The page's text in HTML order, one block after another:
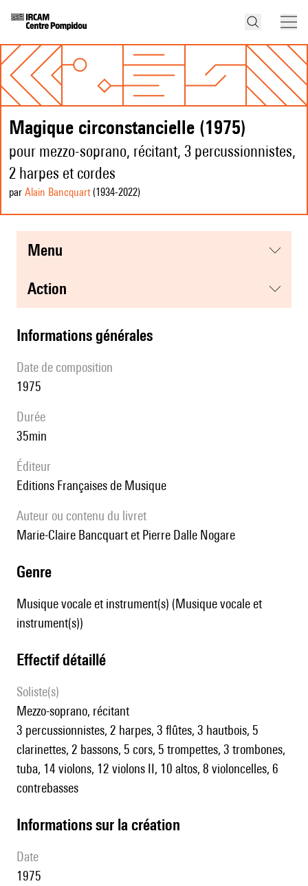
Magique circonstancielle (1975)
pour mezzo-soprano, récitant, 3 percussionnistes,
2 harpes et cordes
par Alain Bancquart(1934-2022)
menu
action
informations générales
date de composition
1975
durée
35min
éditeur
Editions Françaises de Musique
Auteur ou contenu du livret
Marie-Claire Bancquart et Pierre Dalle Nogare
genre
Musique vocale et instrument(s) (Musique vocale et
instrument(s))
effectif détaillé
Soliste(s)
mezzo-soprano, récitant
3 percussionnistes, 2 harpes, 3 flûtes, 3 hautbois, 5
clarinettes, 2 bassons, 5 cors, 5 trompettes, 3 trombones,
tuba, 14 violons, 12 violons II, 10 altos, 8 violoncelles, 6
contrebasses
informations sur la création
date
1975